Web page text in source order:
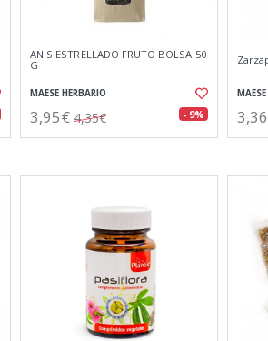
ANIS ESTRELLADO FRUTO BOLSA 50
G
MAESE HERBARIO
3,95€ 4,35€ - 9%